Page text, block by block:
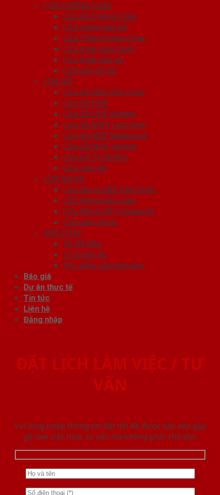
CỬA CHỐNG CHÁY
Cửa Gỗ Chống Cháy
Cửa nhôm vân gỗ
Cửa Thép Chống Cháy
Cửa thép Hàn Quốc
Cửa thép vân gỗ
Cửa vân gỗ 5D
CỬA GỖ
Cửa Gỗ ABS Hàn Quốc
Cửa Gỗ HDF
Cửa Gỗ HDF Veneer
Cửa Gỗ MDF Laminate
Cửa gỗ MDF Melamine
Cửa Gỗ MDF Veneer
Cửa Gỗ Tự Nhiên
Cửa vòm gỗ
CỬA NHỰA
Cửa Nhựa ABS Hàn Quốc
Cửa Nhựa Đài Loan
Cửa Nhựa Gỗ Composite
Cửa vòm nhựa
NỘI THẤT
Tủ Kệ Bếp
Tủ Quần Áo
Phụ kiện cửa nhà tắm
Báo giá
Dự án thực tế
Tin tức
Liên hệ
Đăng nhập
ĐẶT LỊCH LÀM VIỆC / TƯ
VẤN
Vui lòng nhập thông tin đặt lịch để được sắp xếp gặp
gỡ làm việc hoăc tư vấn mà không phải chờ đợi.